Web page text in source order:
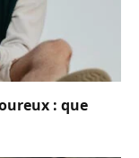
: que